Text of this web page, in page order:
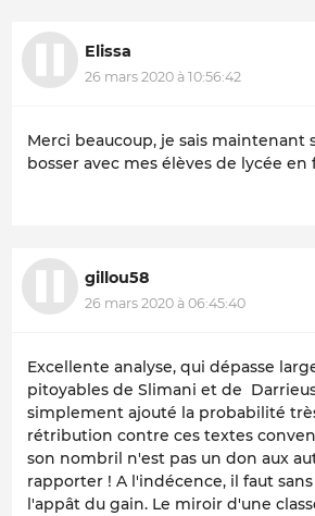
Elissa
26 mars 2020 à 10:56:42
Merci beaucoup, je sais maintenant
bosser avec mes élèves de lycée en
gillou58
26 mars 2020 à 06:45:40
Excellente analyse, qui dépasse
pitoyables de Slimani et de
simplement ajouté la probabilité
rétribution contre ces textes
son nombril n'est pas un don aux
rapporter ! A l'indécence, il faut
l'appât du gain. Le miroir d'une